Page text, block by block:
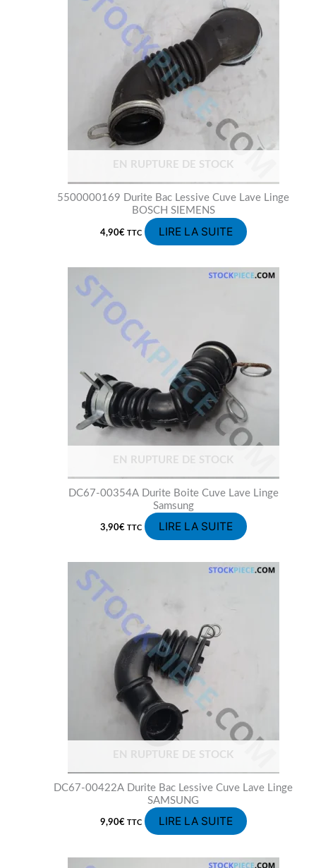
EN RUPTURE DE STOCK
5500000169 Durite Bac Lessive Cuve Lave Linge
BOSCH SIEMENS
4,90€ TTC LIRE LA SUITE
EN RUPTURE DE STOCK
DC67-00354A Durite Boite Cuve Lave Linge
Samsung
3,90€ TTC LIRE LA SUITE
EN RUPTURE DE STOCK
DC67-00422A Durite Bac Lessive Cuve Lave Linge
SAMSUNG
9,90€ TTC LIRE LA SUITE